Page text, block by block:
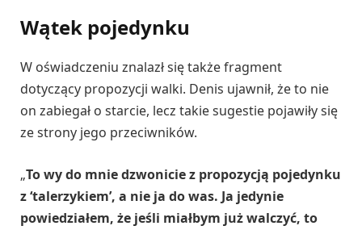
Wątek pojedynku
W oświadczeniu znalazł się także fragment
dotyczący propozycji walki. Denis ujawnił, że to nie
on zabiegał o starcie, lecz takie sugestie pojawiły się
ze strony jego przeciwników.
„To wy do mnie dzwonicie z propozycją pojedynku
z ‘talerzykiem’, a nie ja do was. Ja jedynie
powiedziałem, że jeśli miałbym już walczyć, to